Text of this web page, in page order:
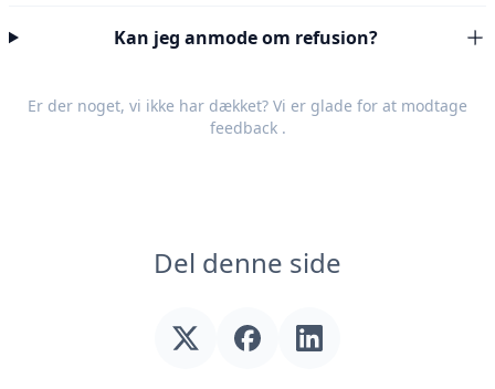
Kan jeg anmode om refusion?
Er der noget, vi ikke har dækket? Vi er glade for at modtage
feedback.
Del denne side